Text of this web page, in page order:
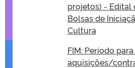
projetos) - Edital
Bolsas de
Cultura
FIM: Período
aquisições/